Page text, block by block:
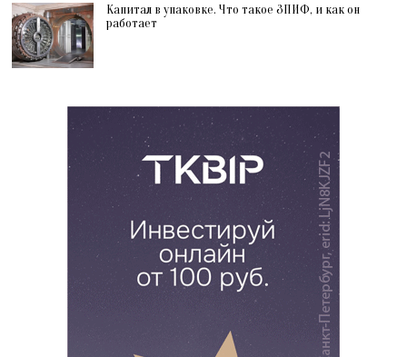
Капитал в упаковке. Что такое ЗПИФ, и как он
работает